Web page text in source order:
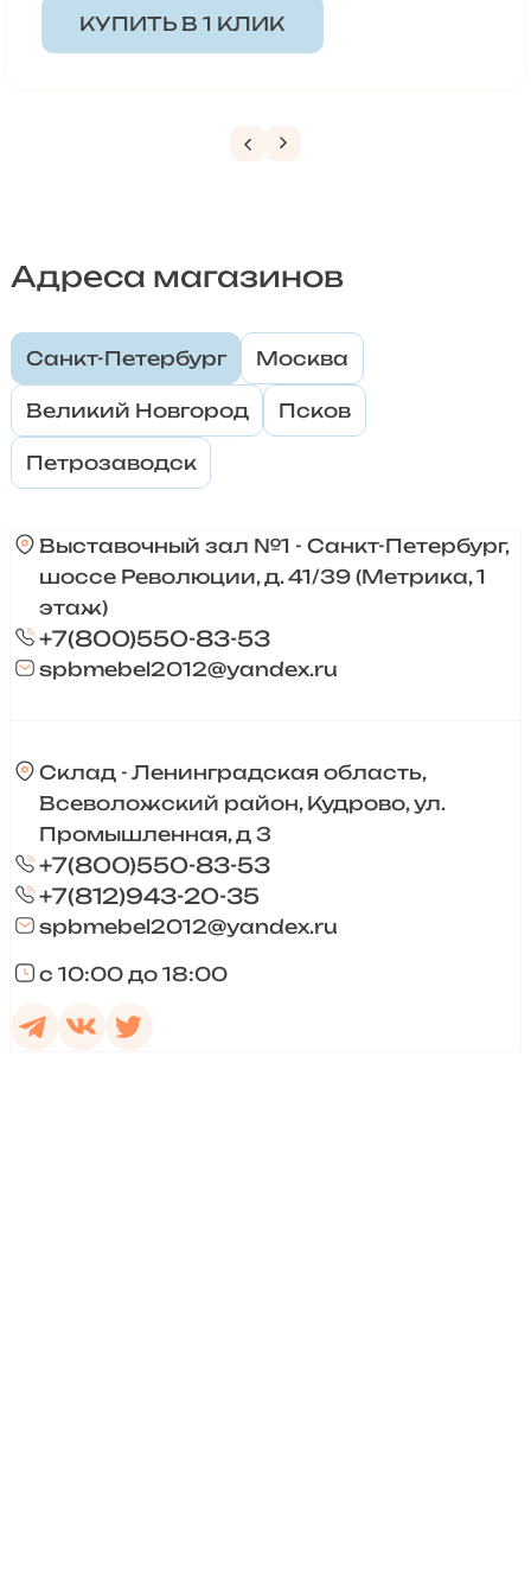
КУПИТЬ В 1 КЛИК
Адреса магазинов
Санкт-Петербург Москва
Великий Новгород Псков
Петрозаводск
Выставочный зал №1 - Санкт-Петербург,
шоссе Революции, д. 41/39 (Метрика, 1
этаж)
+7(800)550-83-53
spbmebel2012@yandex.ru
Склад - Ленинградская область,
Всеволожский район, Кудрово, ул.
Промышленная, д 3
+7(800)550-83-53
+7(812)943-20-35
spbmebel2012@yandex.ru
с 10:00 до 18:00